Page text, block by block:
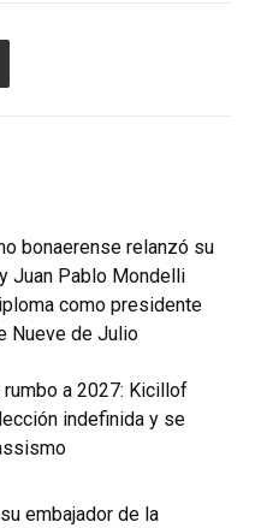
bonaerense relanzó su
Juan Pablo Mondelli
como presidente
Nueve de Julio
a 2027: Kicillof
indefinida y se
embajador de la